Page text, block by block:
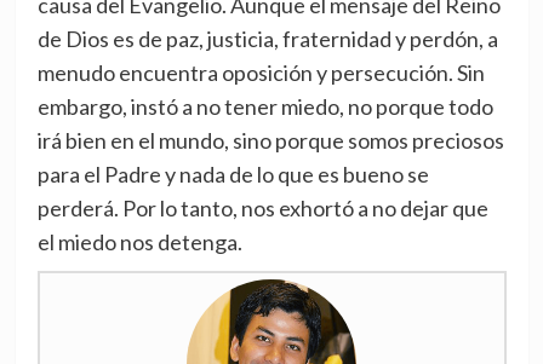
de Dios es de paz, justicia, fraternidad y perdón, a
menudo encuentra oposición y persecución. Sin
embargo, instó a no tener miedo, no porque todo
irá bien en el mundo, sino porque somos preciosos
para el Padre y nada de lo que es bueno se
perderá. Por lo tanto, nos exhortó a no dejar que
el miedo nos detenga.